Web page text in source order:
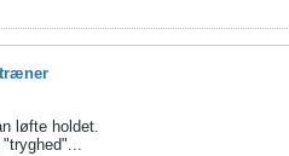
løfte holdet.